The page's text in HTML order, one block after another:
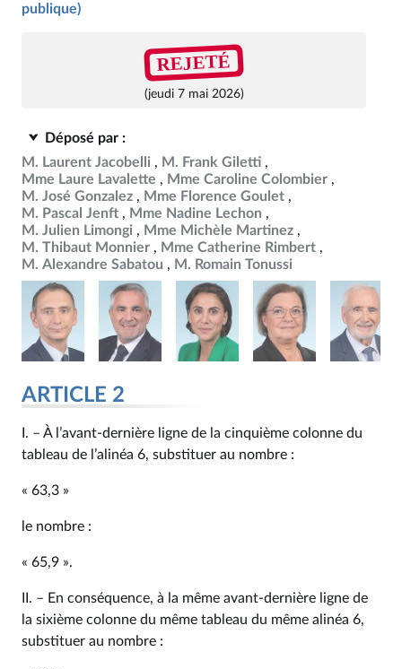
publique)
REJETÉ
(jeudi 7 mai 2026)
Déposé par :
M. Laurent Jacobelli
M. Frank Giletti
Mme Laure Lavalette
Mme Caroline Colombier
M. José Gonzalez
Mme Florence Goulet
M. Pascal Jenft
Mme Nadine Lechon
M. Julien Limongi
Mme Michèle Martinez
M. Thibaut Monnier
Mme Catherine Rimbert
M. Alexandre Sabatou
M. Romain Tonussi
ARTICLE 2
I. – À l’avant-dernière ligne de la cinquième colonne du
tableau de l’alinéa 6, substituer au nombre :
« 63,3 »
le nombre :
« 65,9 ».
II. – En conséquence, à la même avant-dernière ligne de
la sixième colonne du même tableau du même alinéa 6,
substituer au nombre :